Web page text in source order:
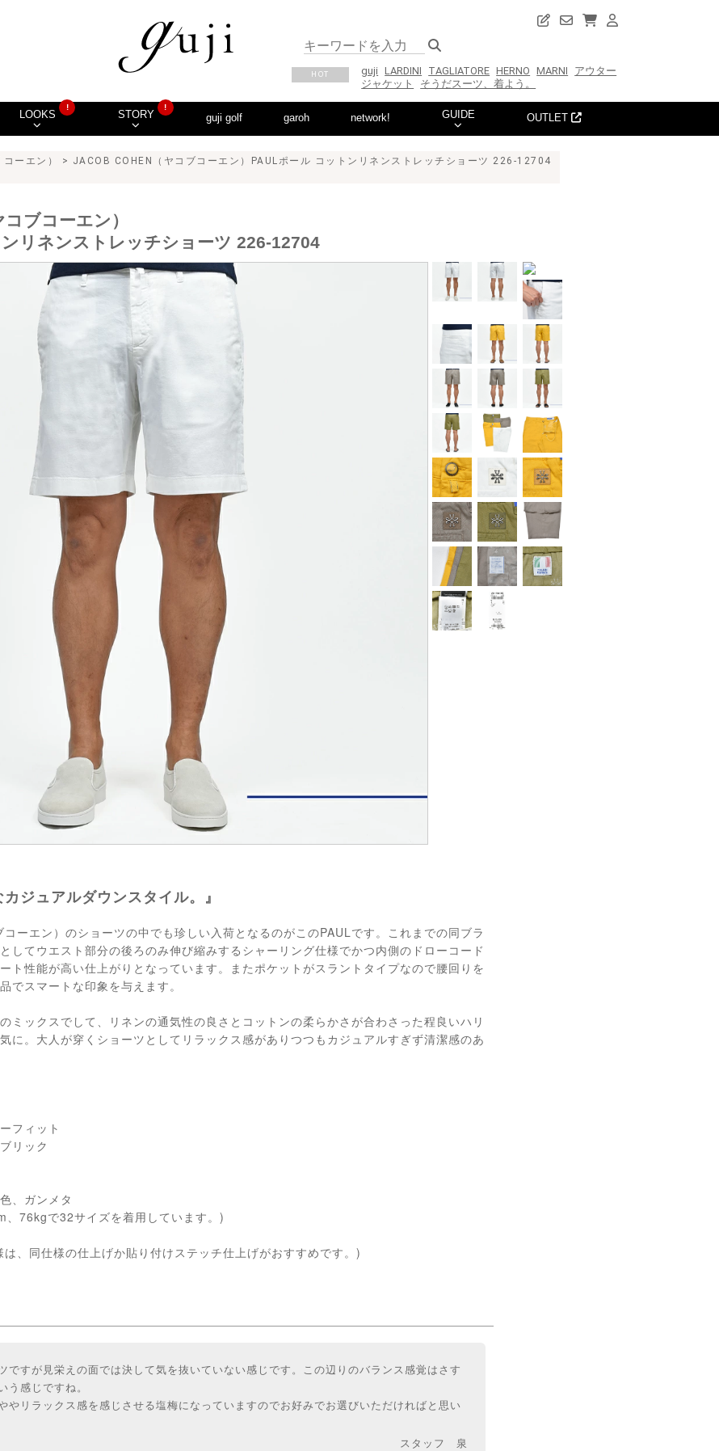
HOT guji LARDINI TAGLIATORE HERNO MARNI
アウター
ジャケット
そうだスーツ、着よう。
LOOKS
!
STORY
!
guji golf garoh network! GUIDE OUTLET
ーエン）
> JACOB COHEN（ヤコブコーエン）PAULポール コットンリネンストレッチショーツ 226-12704
カジュアルダウンスタイル。』
ーエン）のショーツの中でも珍しい入荷となるのがこのPAULです。これまでの同ブラ
してウエスト部分の後ろのみ伸び縮みするシャーリング仕様でかつ内側のドローコード
ト性能が高い仕上がりとなっています。またポケットがスラントタイプなので腰回りを
でスマートな印象を与えます。
ミックスでして、リネンの通気性の良さとコットンの柔らかさが合わさった程良いハリ
に。大人が穿くショーツとしてリラックス感がありつつもカジュアルすぎず清潔感のあ
フィット
リック
、ガンメタ
、76kgで32サイズを着用しています。)
、同仕様の仕上げか貼り付けステッチ仕上げがおすすめです。)
ですが見栄えの面では決して気を抜いていない感じです。この辺りのバランス感覚はさす
う感じですね。
やリラックス感を感じさせる塩梅になっていますのでお好みでお選びいただければと思い
スタッフ 泉